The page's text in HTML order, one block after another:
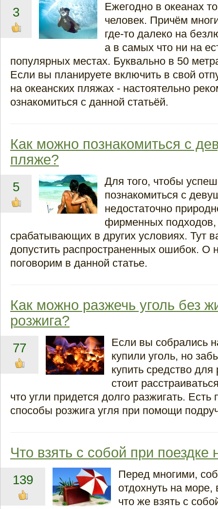
3
Ежегодно в океанах
человек. Причём
где-то далеко на
а в самых что ни на
популярных местах. Буквально в 50
Если вы планируете включить в свой
на океанских пляжах - настоятельно
ознакомиться с данной статьёй.
Как можно познакомиться с
пляже?
5
Для того, чтобы
познакомиться с
недостаточно
фирменных подходов,
срабатывающих в других условиях. Тут
допустить распространенных ошибок. О
поговорим в данной статье.
Как можно разжечь уголь без
розжига?
77
Если вы собрались
купили уголь, но
купить средство для
стоит
что угли придется долго разжигать.
способы розжига угля при помощи
Что взять с собой при поездке
139
Перед многими,
отдохнуть на море,
что же взять с